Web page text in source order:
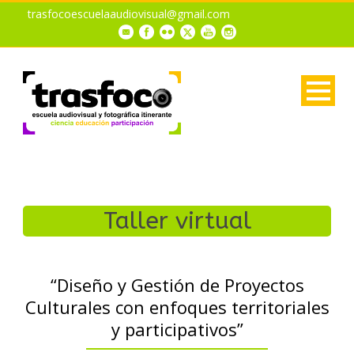
trasfocoescuelaaudiovisual@gmail.com
Taller virtual
“Diseño y Gestión de Proyectos
Culturales con enfoques territoriales
y participativos”